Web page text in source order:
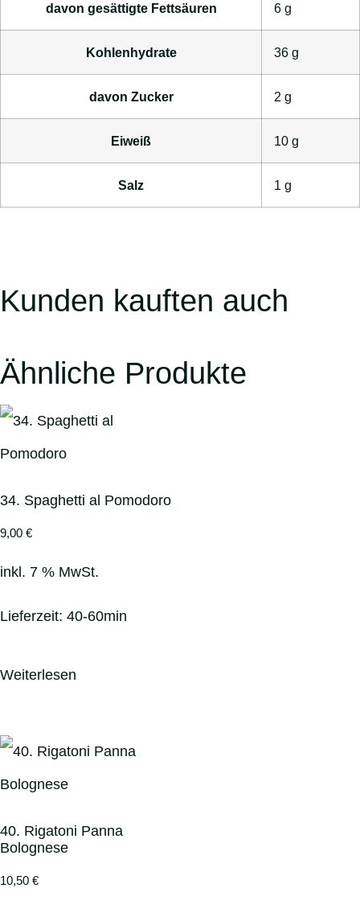
davon gesättigte Fettsäuren 6 g
Kohlenhydrate 36 g
davon Zucker 2 g
Eiweiß 10 g
Salz 1 g
Kunden kauften auch
Ähnliche Produkte
34. Spaghetti al Pomodoro
9,00 €
inkl. 7 % MwSt.
Lieferzeit: 40-60min
Weiterlesen
40. Rigatoni Panna
Bolognese
10,50 €